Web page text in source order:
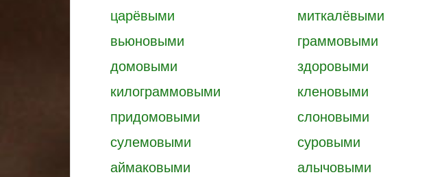
царёвыми
миткалёвыми
вьюновыми
граммовыми
домовыми
здоровыми
килограммовыми
кленовыми
придомовыми
слоновыми
сулемовыми
суровыми
аймаковыми
алычовыми